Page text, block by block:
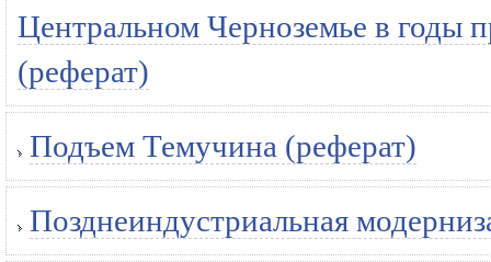
Центральном Черноземье в годы
(реферат)
Подъем Темучина (реферат)
Позднеиндустриальная